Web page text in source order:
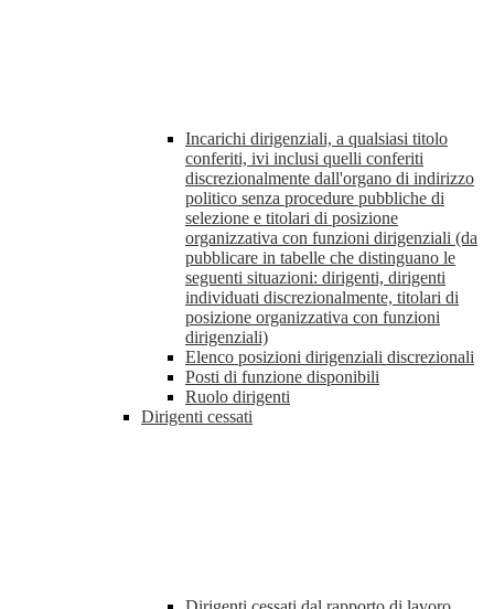
Incarichi dirigenziali, a qualsiasi titolo
conferiti, ivi inclusi quelli conferiti
discrezionalmente dall'organo di indirizzo
politico senza procedure pubbliche di
selezione e titolari di posizione
organizzativa con funzioni dirigenziali (da
pubblicare in tabelle che distinguano le
seguenti situazioni: dirigenti, dirigenti
individuati discrezionalmente, titolari di
posizione organizzativa con funzioni
dirigenziali)
Elenco posizioni dirigenziali discrezionali
Posti di funzione disponibili
Ruolo dirigenti
Dirigenti cessati